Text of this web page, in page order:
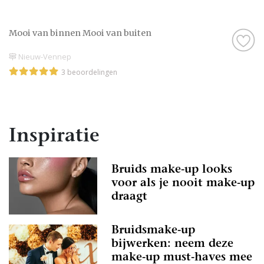
Mooi van binnen Mooi van buiten
Nieuw-Vennep
3 beoordelingen
Inspiratie
Bruids make-up looks
voor als je nooit make-up
draagt
Bruidsmake-up
bijwerken: neem deze
make-up must-haves mee